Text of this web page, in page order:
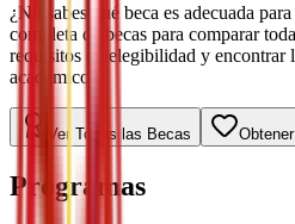
¿No sabes qué beca es adecuada
completa de becas para comparar
requisitos de elegibilidad y encontrar
académico.
Ver Todas las Becas
Programas